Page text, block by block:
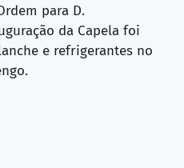
para D.
da Capela foi
e refrigerantes no